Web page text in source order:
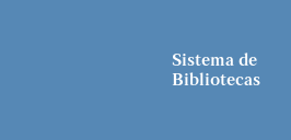
Sistema de
Bibliotecas